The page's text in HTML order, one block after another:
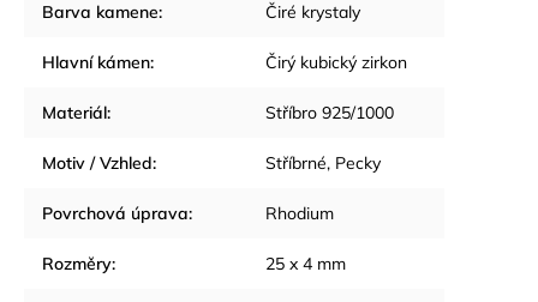
Barva kamene: Čiré krystaly
Hlavní kámen: Čirý kubický zirkon
Materiál: Stříbro 925/1000
Motiv / Vzhled: Stříbrné, Pecky
Povrchová úprava: Rhodium
Rozměry: 25 x 4 mm